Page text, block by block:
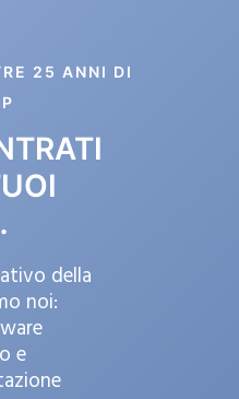
25 ANNI DI
della
noi:
e